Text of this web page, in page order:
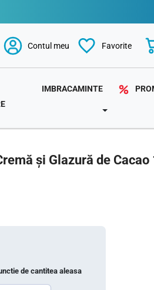
Contul meu Favorite
IMBRACAMINTE
TOGGLE
și Glazură de Cacao
de cantitea aleasa